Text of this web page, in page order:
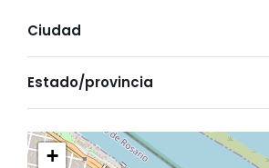
Ciudad
Estado/provincia
+